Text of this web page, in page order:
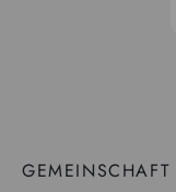
GEMEINSCHAFT